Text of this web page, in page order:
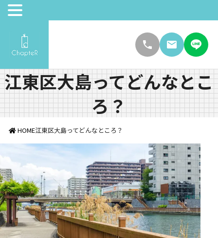
江東区大島ってどんなとこ
ろ？
HOME江東区大島ってどんなところ？